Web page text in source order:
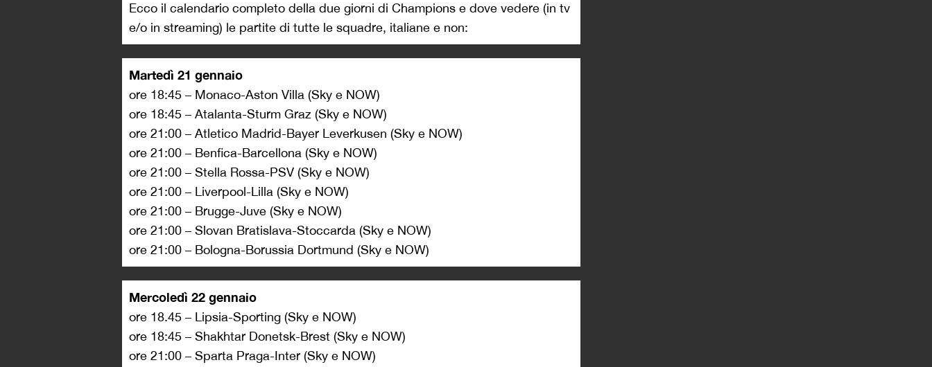
Ecco il calendario completo della due giorni di Champions e dove vedere (in tv
e/o in streaming) le partite di tutte le squadre, italiane e non:
Martedì 21 gennaio
ore 18:45 – Monaco-Aston Villa (Sky e NOW)
ore 18:45 – Atalanta-Sturm Graz (Sky e NOW)
ore 21:00 – Atletico Madrid-Bayer Leverkusen (Sky e NOW)
ore 21:00 – Benfica-Barcellona (Sky e NOW)
ore 21:00 – Stella Rossa-PSV (Sky e NOW)
ore 21:00 – Liverpool-Lilla (Sky e NOW)
ore 21:00 – Brugge-Juve (Sky e NOW)
ore 21:00 – Slovan Bratislava-Stoccarda (Sky e NOW)
ore 21:00 – Bologna-Borussia Dortmund (Sky e NOW)
Mercoledì 22 gennaio
ore 18.45 – Lipsia-Sporting (Sky e NOW)
ore 18:45 – Shakhtar Donetsk-Brest (Sky e NOW)
ore 21:00 – Sparta Praga-Inter (Sky e NOW)